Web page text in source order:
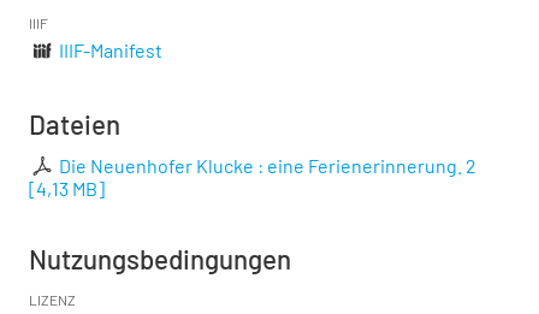
IIIF
IIIF-Manifest
Dateien
Die Neuenhofer Klucke : eine Ferienerinnerung. 2
[4,13 MB]
Nutzungsbedingungen
LIZENZ